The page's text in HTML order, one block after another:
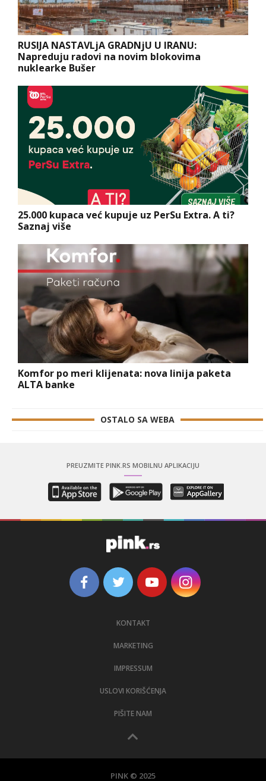
RUSIJA NASTAVLjA GRADNjU U IRANU:
Napreduju radovi na novim blokovima
nuklearke Bušer
25.000 kupaca već kupuje uz PerSu Extra. A ti?
Saznaj više
Komfor po meri klijenata: nova linija paketa
ALTA banke
OSTALO SA WEBA
PREUZMITE PINK.RS MOBILNU APLIKACIJU
KONTAKT
MARKETING
IMPRESSUM
USLOVI KORIŠĆENJA
PIŠITE NAM
PINK © 2025